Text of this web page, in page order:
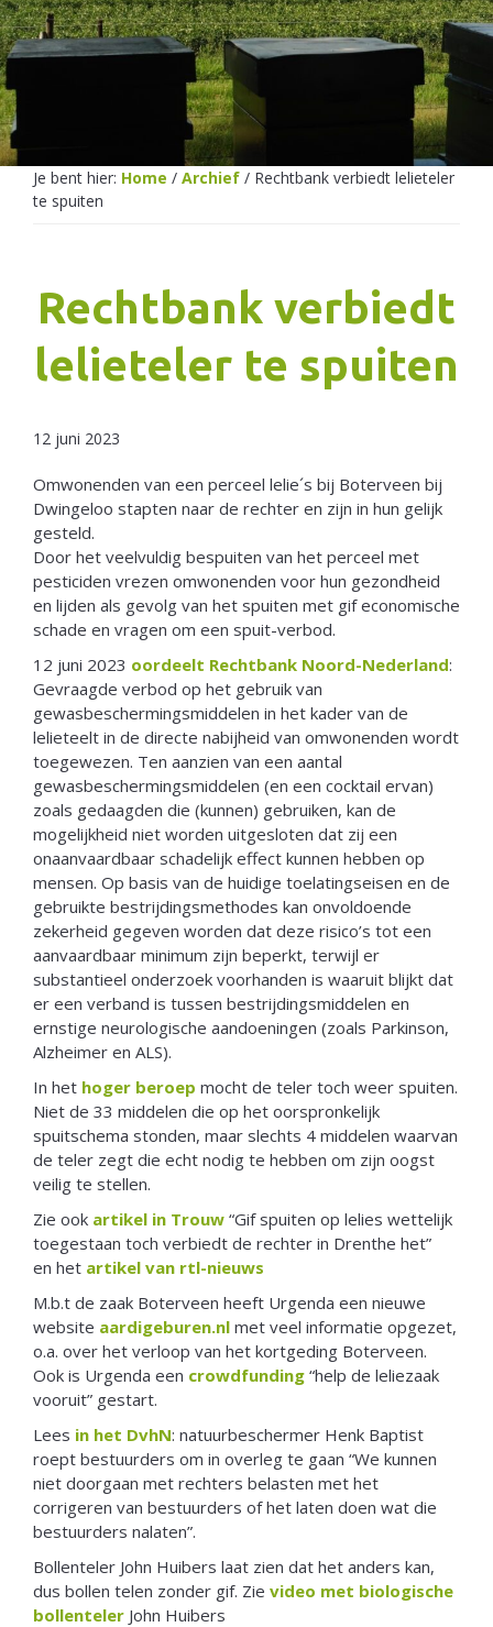
Netherlands
Je bent hier: Home / Archief / Rechtbank verbiedt lelieteler
te spuiten
Rechtbank verbiedt
lelieteler te spuiten
12 juni 2023
Omwonenden van een perceel lelie´s bij Boterveen bij
Dwingeloo stapten naar de rechter en zijn in hun gelijk
gesteld.
Door het veelvuldig bespuiten van het perceel met
pesticiden vrezen omwonenden voor hun gezondheid
en lijden als gevolg van het spuiten met gif economische
schade en vragen om een spuit-verbod.
12 juni 2023 oordeelt Rechtbank Noord-Nederland:
Gevraagde verbod op het gebruik van
gewasbeschermingsmiddelen in het kader van de
lelieteelt in de directe nabijheid van omwonenden wordt
toegewezen. Ten aanzien van een aantal
gewasbeschermingsmiddelen (en een cocktail ervan)
zoals gedaagden die (kunnen) gebruiken, kan de
mogelijkheid niet worden uitgesloten dat zij een
onaanvaardbaar schadelijk effect kunnen hebben op
mensen. Op basis van de huidige toelatingseisen en de
gebruikte bestrijdingsmethodes kan onvoldoende
zekerheid gegeven worden dat deze risico’s tot een
aanvaardbaar minimum zijn beperkt, terwijl er
substantieel onderzoek voorhanden is waaruit blijkt dat
er een verband is tussen bestrijdingsmiddelen en
ernstige neurologische aandoeningen (zoals Parkinson,
Alzheimer en ALS).
In het hoger beroep mocht de teler toch weer spuiten.
Niet de 33 middelen die op het oorspronkelijk
spuitschema stonden, maar slechts 4 middelen waarvan
de teler zegt die echt nodig te hebben om zijn oogst
veilig te stellen.
Zie ook artikel in Trouw “Gif spuiten op lelies wettelijk
toegestaan toch verbiedt de rechter in Drenthe het”
en het artikel van rtl-nieuws
M.b.t de zaak Boterveen heeft Urgenda een nieuwe
website aardigeburen.nl met veel informatie opgezet,
o.a. over het verloop van het kortgeding Boterveen.
Ook is Urgenda een crowdfunding “help de leliezaak
vooruit” gestart.
Lees in het DvhN: natuurbeschermer Henk Baptist
roept bestuurders om in overleg te gaan “We kunnen
niet doorgaan met rechters belasten met het
corrigeren van bestuurders of het laten doen wat die
bestuurders nalaten”.
Bollenteler John Huibers laat zien dat het anders kan,
dus bollen telen zonder gif. Zie video met biologische
bollenteler John Huibers